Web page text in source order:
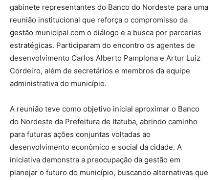
gabinete representantes do Banco do Nordeste para uma
reunião institucional que reforça o compromisso da
gestão municipal com o diálogo e a busca por parcerias
estratégicas. Participaram do encontro os agentes de
desenvolvimento Carlos Alberto Pamplona e Artur Luiz
Cordeiro, além de secretários e membros da equipe
administrativa do município.
A reunião teve como objetivo inicial aproximar o Banco
do Nordeste da Prefeitura de Itatuba, abrindo caminho
para futuras ações conjuntas voltadas ao
desenvolvimento econômico e social da cidade. A
iniciativa demonstra a preocupação da gestão em
planejar o futuro do município, buscando alternativas que